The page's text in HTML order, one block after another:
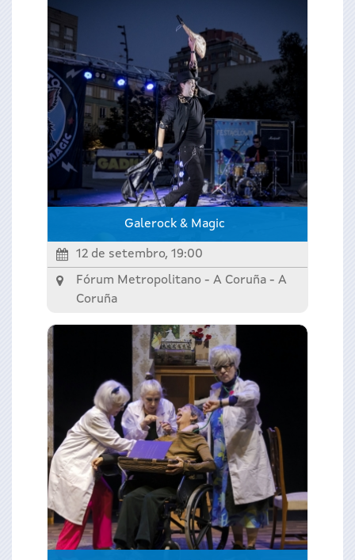
Galerock & Magic
12 de setembro, 19:00
Fórum Metropolitano - A Coruña - A
Coruña